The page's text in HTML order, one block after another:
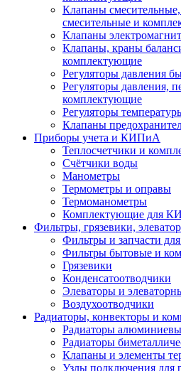
Клапаны смесительные,
смесительные и
Клапаны
Клапаны, краны
комплектующие
Регуляторы давления
Регуляторы давления,
комплектующие
Регуляторы
Клапаны
Приборы учета и КИПиА
Теплосчетчики и
Счётчики воды
Манометры
Термометры и оправы
Термоманометры
Комплектующие для
Фильтры, грязевики,
Фильтры и запчасти
Фильтры бытовые и
Грязевики
Конденсатоотводчики
Элеваторы и
Воздухоотводчики
Радиаторы, конвекторы и
Радиаторы
Радиаторы
Клапаны и элементы
Узлы подключения для